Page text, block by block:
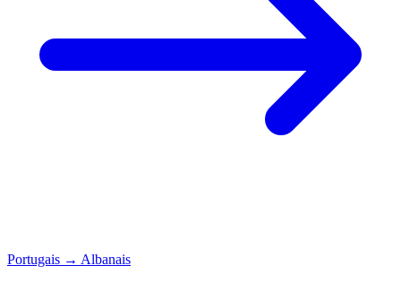
Portugais → Albanais